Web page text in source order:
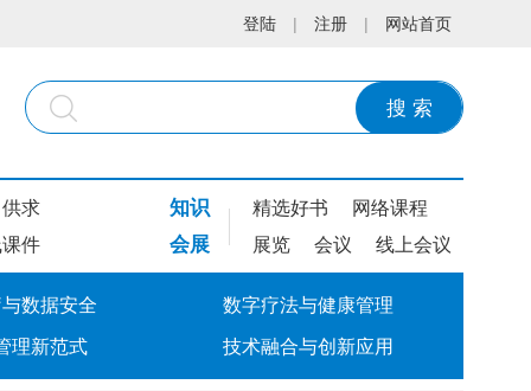
登陆 | 注册 | 网站首页
搜 索
供求
件
知识 精选好书 网络课程
会展 展览 会议 线上会议
数据安全 数字疗法与健康管理
理新范式 技术融合与创新应用